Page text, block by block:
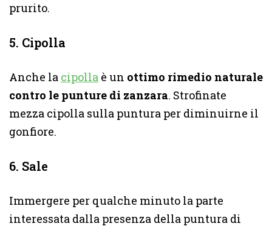
prurito.
5. Cipolla
Anche la cipolla è un ottimo rimedio naturale
contro le punture di zanzara. Strofinate
mezza cipolla sulla puntura per diminuirne il
gonfiore.
6. Sale
Immergere per qualche minuto la parte
interessata dalla presenza della puntura di